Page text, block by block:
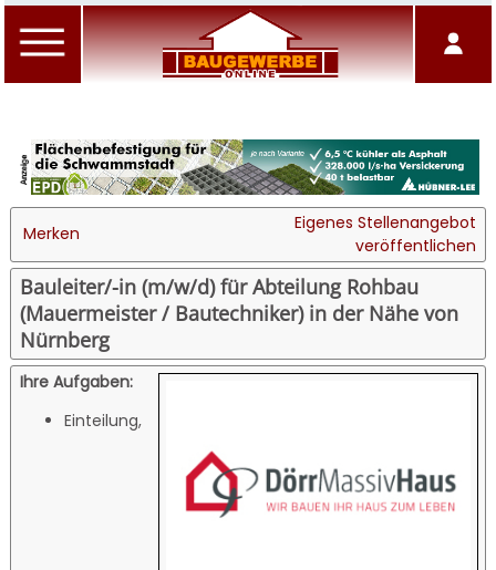
Merken
Eigenes Stellenangebot
veröffentlichen
Bauleiter/-in (m/w/d) für Abteilung Rohbau
(Mauermeister / Bautechniker) in der Nähe von
Nürnberg
Ihre Aufgaben:
Einteilung,